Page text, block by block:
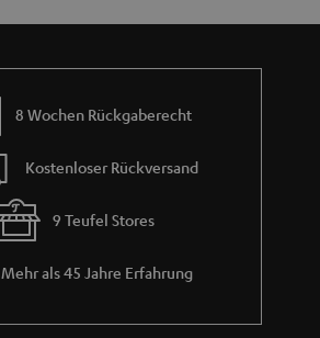
8 Wochen Rückgaberecht
Kostenloser Rückversand
9 Teufel Stores
Mehr als 45 Jahre Erfahrung